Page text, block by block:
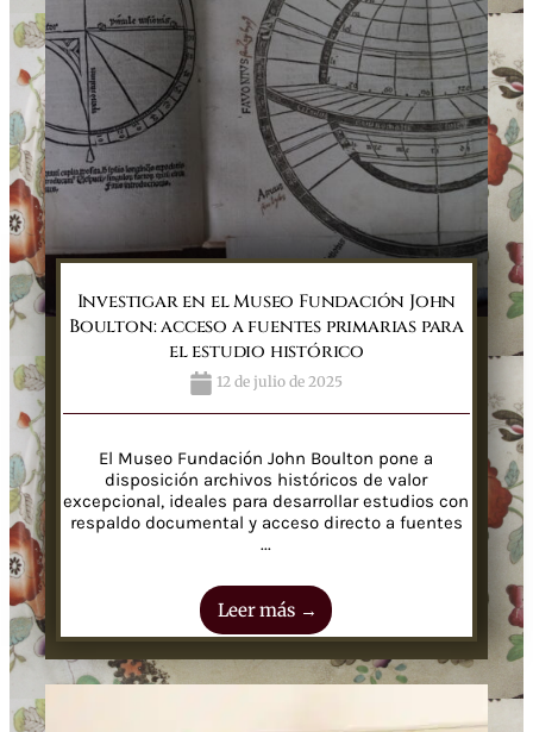
Investigar en el Museo Fundación John
Boulton: acceso a fuentes primarias para
el estudio histórico
12 de julio de 2025
El Museo Fundación John Boulton pone a
disposición archivos históricos de valor
excepcional, ideales para desarrollar estudios con
respaldo documental y acceso directo a fuentes
...
Leer más →